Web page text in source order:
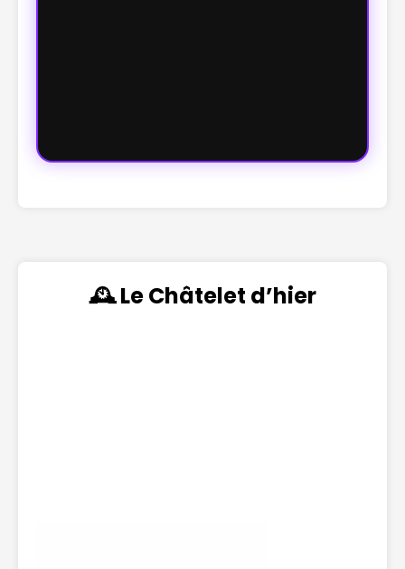
🕰️ Le Châtelet d’hier